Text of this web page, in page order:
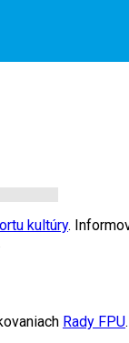
kultúry.
Rady FPU.